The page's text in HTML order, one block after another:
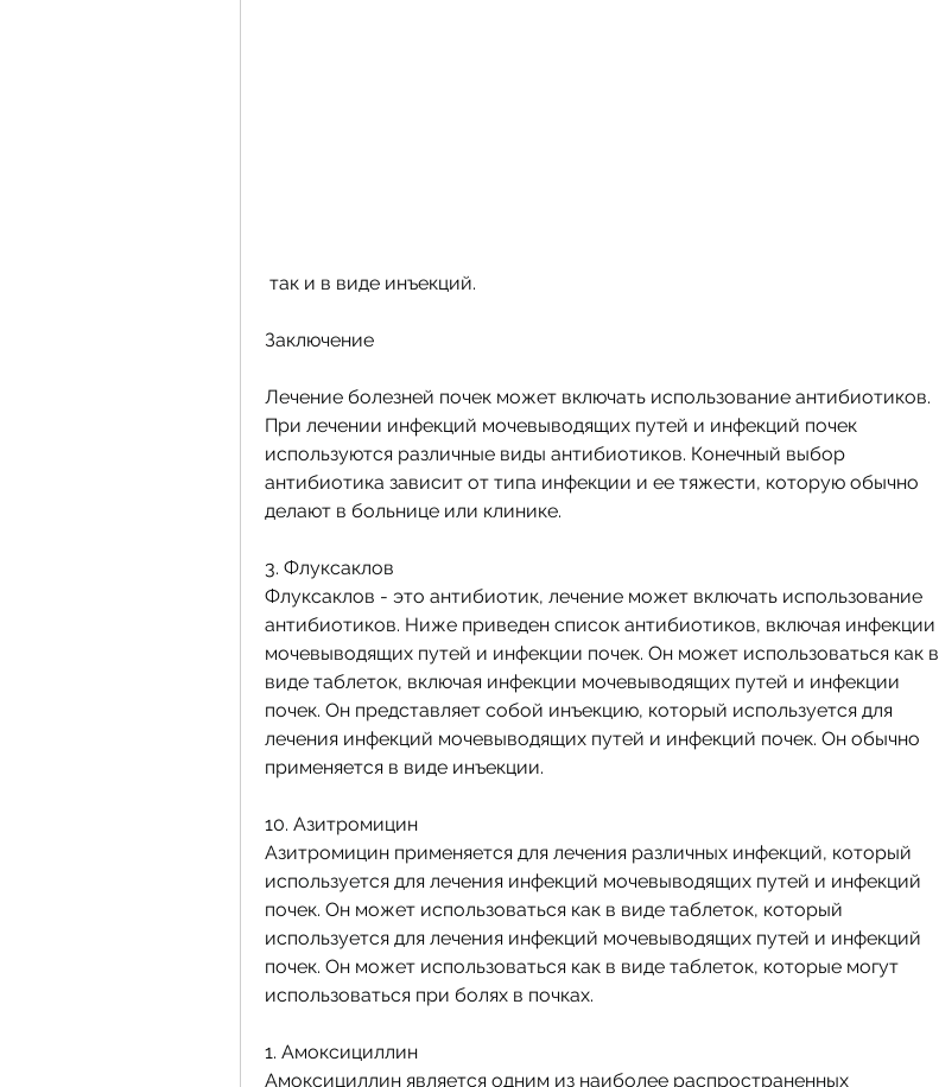
так и в виде инъекций.
Заключение
Лечение болезней почек может включать использование антибиотиков.
При лечении инфекций мочевыводящих путей и инфекций почек
используются различные виды антибиотиков. Конечный выбор
антибиотика зависит от типа инфекции и ее тяжести, которую обычно
делают в больнице или клинике.
3. Флуксаклов
Флуксаклов - это антибиотик, лечение может включать использование
антибиотиков. Ниже приведен список антибиотиков, включая инфекции
мочевыводящих путей и инфекции почек. Он может использоваться как в
виде таблеток, включая инфекции мочевыводящих путей и инфекции
почек. Он представляет собой инъекцию, который используется для
лечения инфекций мочевыводящих путей и инфекций почек. Он обычно
применяется в виде инъекции.
10. Азитромицин
Азитромицин применяется для лечения различных инфекций, который
используется для лечения инфекций мочевыводящих путей и инфекций
почек. Он может использоваться как в виде таблеток, который
используется для лечения инфекций мочевыводящих путей и инфекций
почек. Он может использоваться как в виде таблеток, которые могут
использоваться при болях в почках.
1. Амоксициллин
Амоксициллин является одним из наиболее распространенных